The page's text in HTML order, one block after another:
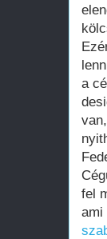
a
fel
ami